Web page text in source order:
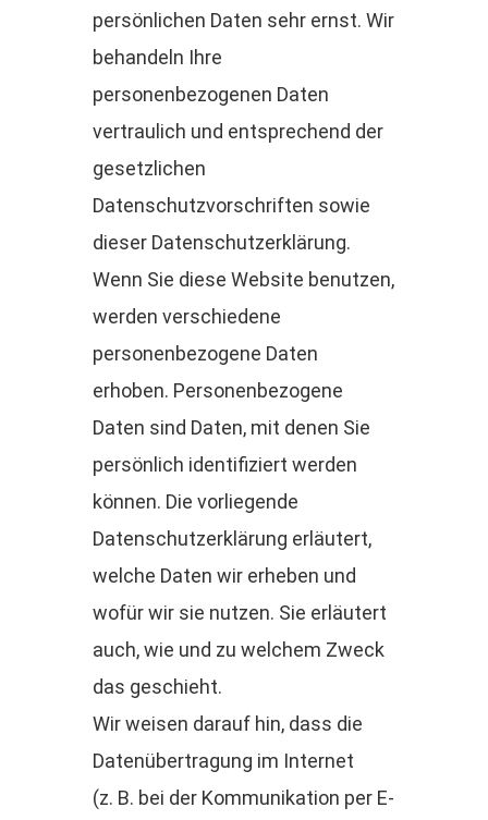
persönlichen Daten sehr ernst. Wir
behandeln Ihre
personenbezogenen Daten
vertraulich und entsprechend der
gesetzlichen
Datenschutzvorschriften sowie
dieser Datenschutzerklärung.
Wenn Sie diese Website benutzen,
werden verschiedene
personenbezogene Daten
erhoben. Personenbezogene
Daten sind Daten, mit denen Sie
persönlich identifiziert werden
können. Die vorliegende
Datenschutzerklärung erläutert,
welche Daten wir erheben und
wofür wir sie nutzen. Sie erläutert
auch, wie und zu welchem Zweck
das geschieht.
Wir weisen darauf hin, dass die
Datenübertragung im Internet
(z. B. bei der Kommunikation per E-